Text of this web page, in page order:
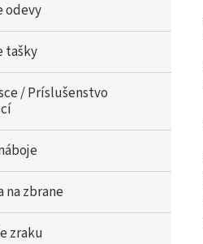
odevy
tašky
/ Príslušenstvo
na zbrane
zraku